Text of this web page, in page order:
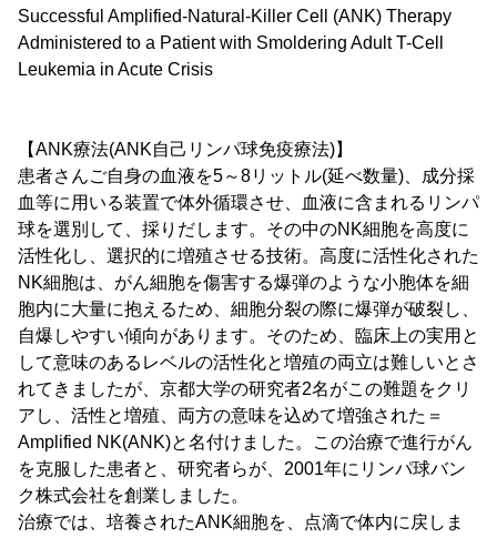
Successful Amplified-Natural-Killer Cell (ANK) Therapy
Administered to a Patient with Smoldering Adult T-Cell
Leukemia in Acute Crisis
【ANK療法(ANK自己リンパ球免疫療法)】
患者さんご自身の血液を5～8リットル(延べ数量)、成分採
血等に用いる装置で体外循環させ、血液に含まれるリンパ
球を選別して、採りだします。その中のNK細胞を高度に
活性化し、選択的に増殖させる技術。高度に活性化された
NK細胞は、がん細胞を傷害する爆弾のような小胞体を細
胞内に大量に抱えるため、細胞分裂の際に爆弾が破裂し、
自爆しやすい傾向があります。そのため、臨床上の実用と
して意味のあるレベルの活性化と増殖の両立は難しいとさ
れてきましたが、京都大学の研究者2名がこの難題をクリ
アし、活性と増殖、両方の意味を込めて増強された＝
Amplified NK(ANK)と名付けました。この治療で進行がん
を克服した患者と、研究者らが、2001年にリンパ球バン
ク株式会社を創業しました。
治療では、培養されたANK細胞を、点滴で体内に戻しま